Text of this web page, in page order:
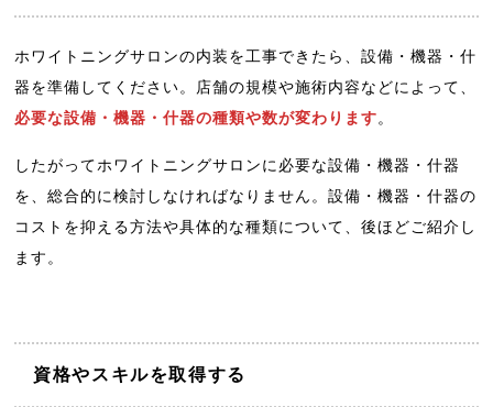
ホワイトニングサロンの内装を工事できたら、設備・機器・什
器を準備してください。店舗の規模や施術内容などによって、
必要な設備・機器・什器の種類や数が変わります。
したがってホワイトニングサロンに必要な設備・機器・什器
を、総合的に検討しなければなりません。設備・機器・什器の
コストを抑える方法や具体的な種類について、後ほどご紹介し
ます。
資格やスキルを取得する